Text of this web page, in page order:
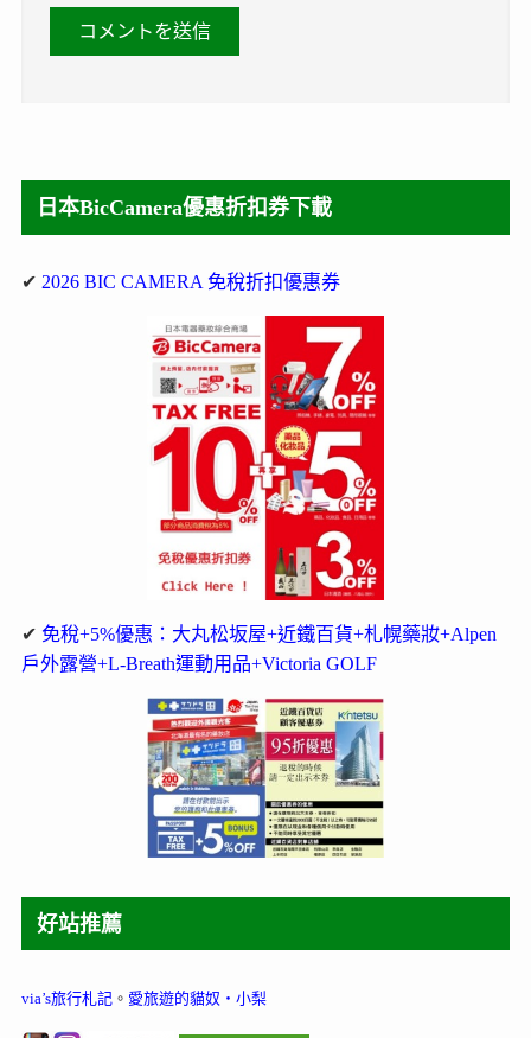
日本BicCamera優惠折扣券下載
✔ 2026 BIC CAMERA 免稅折扣優惠券
✔ 免稅+5%優惠：大丸松坂屋+近鐵百貨+札幌藥妝+Alpen
戶外露營+L-Breath運動用品+Victoria GOLF
好站推薦
via’s旅行札記。 愛旅遊的貓奴‧小梨